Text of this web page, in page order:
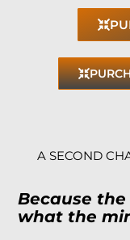
A SECOND
Because
what the